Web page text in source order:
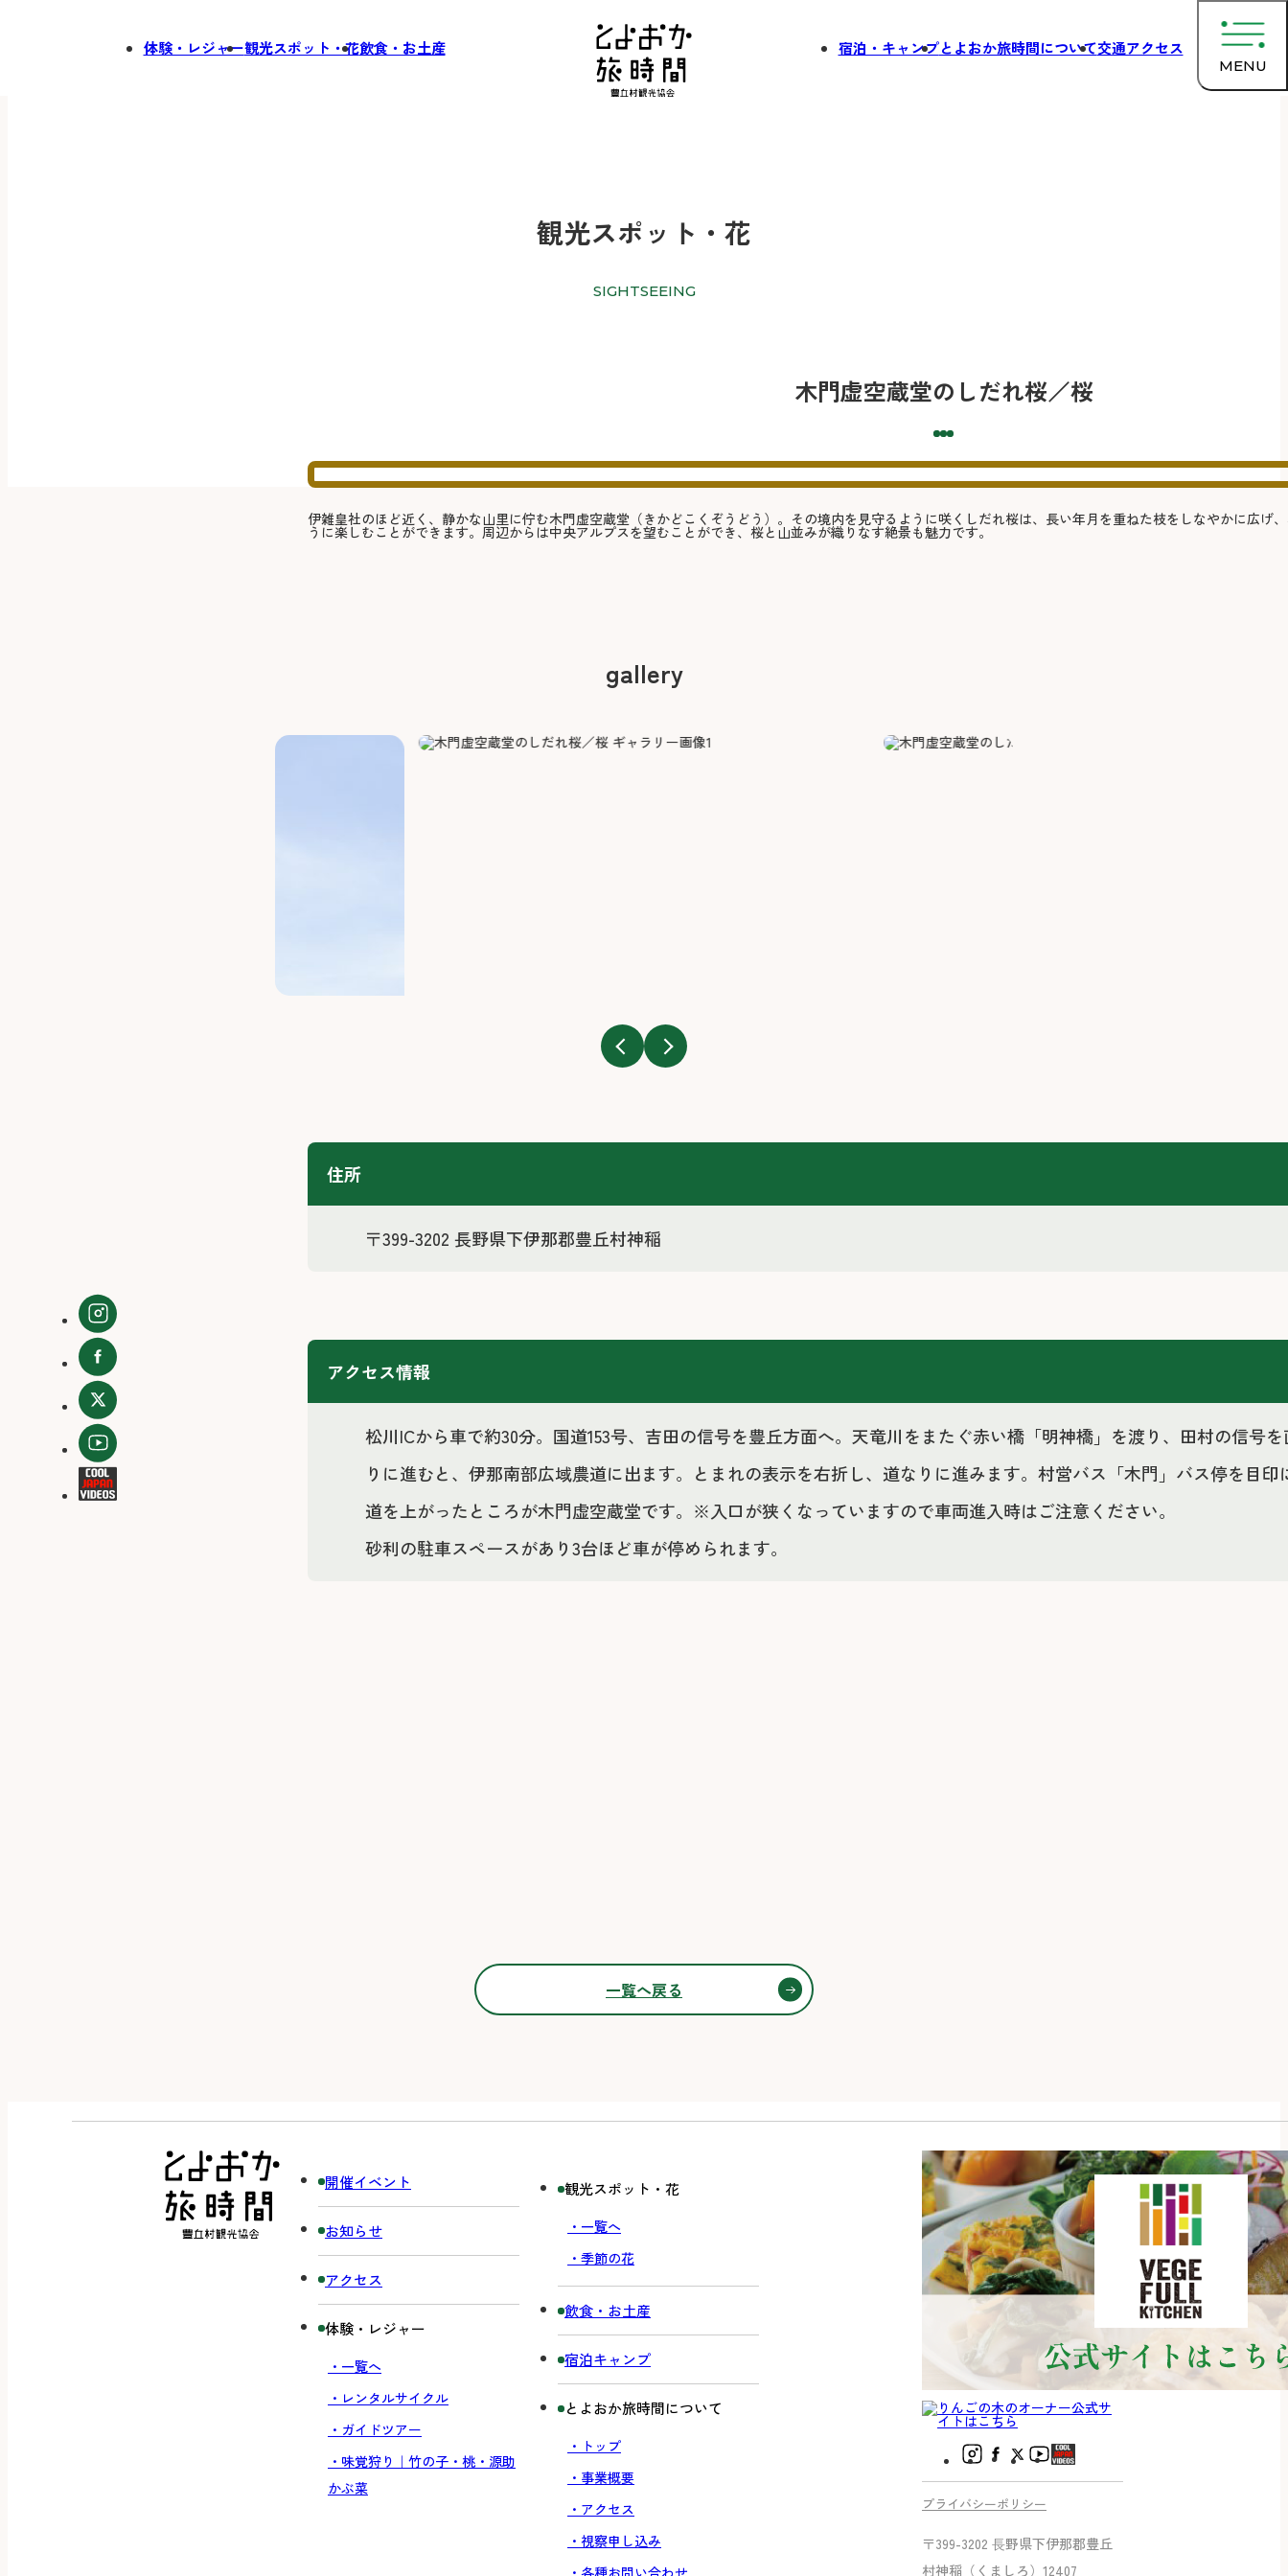
MENU
体験・レジャー観光スポット・花飲食・お土産 宿泊・キャンプとよおか旅時間について交通アクセス
観光スポット・花
SIGHTSEEING
木門虚空蔵堂のしだれ桜／桜
伊雑皇社のほど近く、静かな山里に佇む木門虚空蔵堂（きかどこくぞうどう）。その境内を見守るように咲くしだれ桜は、長い年月を重ねた枝をしなやかに広げ
うに楽しむことができます。周辺からは中央アルプスを望むことができ、桜と山並みが織りなす絶景も魅力です。
gallery
住所
〒399-3202 長野県下伊那郡豊丘村神稲
アクセス情報
松川ICから車で約30分。国道153号、吉田の信号を豊丘方面へ。天竜川をまたぐ赤い橋「明神橋」を渡り、田村の信号
りに進むと、伊那南部広域農道に出ます。とまれの表示を右折し、道なりに進みます。村営バス「木門」バス停を目
道を上がったところが木門虚空蔵堂です。※入口が狭くなっていますので車両進入時はご注意ください。
砂利の駐車スペースがあり3台ほど車が停められます。
一覧へ戻る
開催イベント
お知らせ
アクセス
体験・レジャー
・一覧へ
・レンタルサイクル
・ガイドツアー
・味覚狩り｜竹の子・桃・源助
かぶ菜
観光スポット・花
・一覧へ
・季節の花
飲食・お土産
宿泊キャンプ
とよおか旅時間について
・トップ
・事業概要
・アクセス
・視察申し込み
プライバシーポリシー
〒399-3202 ⻑野県下伊那郡豊丘
村神稲（くましろ）12407